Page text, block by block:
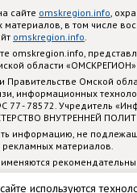
используются
сайте omskregion.info ,
в том числе
omskregion.info
omskregion.info,
области «ОМСКРЕГИОН»
Правительстве Омской
информационных
- 78572. Учредитель
ВНУТРЕННЕЙ
информацию, не
материалов.
сбора,
на